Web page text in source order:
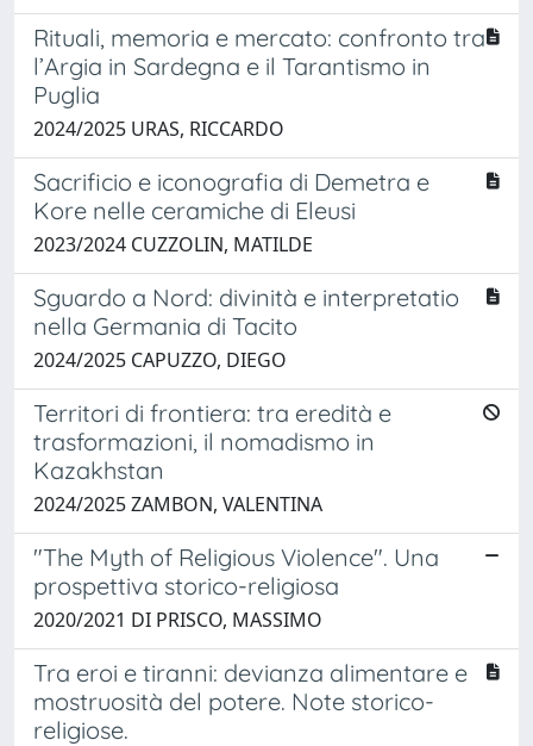
Rituali, memoria e mercato: confronto tra
l’Argia in Sardegna e il Tarantismo in
Puglia
2024/2025 URAS, RICCARDO
Sacrificio e iconografia di Demetra e
Kore nelle ceramiche di Eleusi
2023/2024 CUZZOLIN, MATILDE
Sguardo a Nord: divinità e interpretatio
nella Germania di Tacito
2024/2025 CAPUZZO, DIEGO
Territori di frontiera: tra eredità e
trasformazioni, il nomadismo in
Kazakhstan
2024/2025 ZAMBON, VALENTINA
"The Myth of Religious Violence". Una
prospettiva storico-religiosa
2020/2021 DI PRISCO, MASSIMO
Tra eroi e tiranni: devianza alimentare e
mostruosità del potere. Note storico-
religiose.